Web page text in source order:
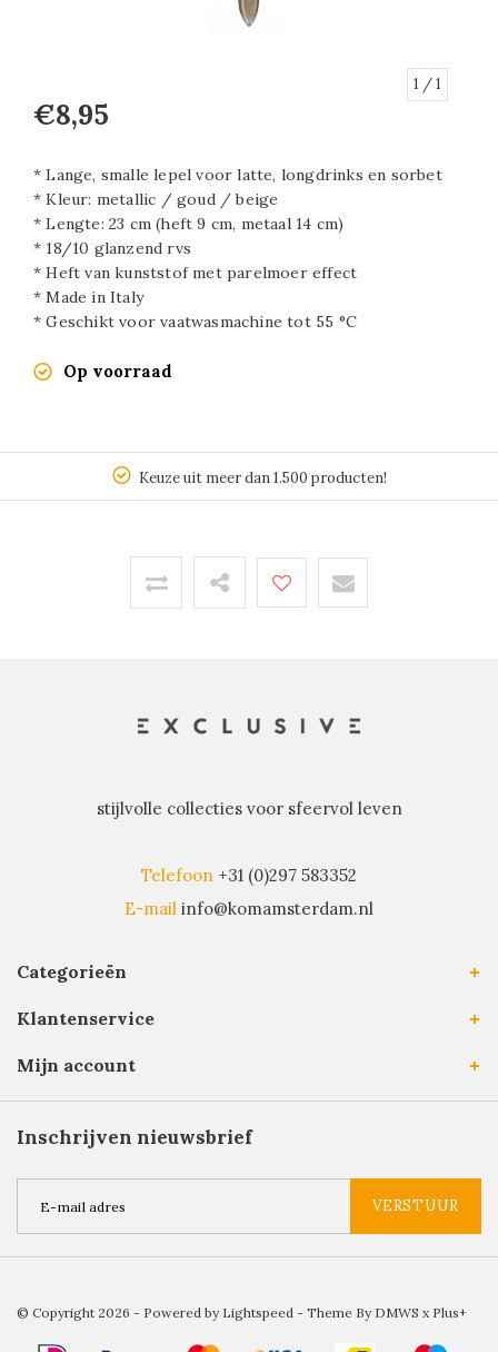
1 / 1
€8,95
* Lange, smalle lepel voor latte, longdrinks en sorbet
* Kleur: metallic / goud / beige
* Lengte: 23 cm (heft 9 cm, metaal 14 cm)
* 18/10 glanzend rvs
* Heft van kunststof met parelmoer effect
* Made in Italy
* Geschikt voor vaatwasmachine tot 55 °C
Op voorraad
Keuze uit meer dan 1.500 producten!
stijlvolle collecties voor sfeervol leven
Telefoon +31 (0)297 583352
E-mail info@komamsterdam.nl
Categorieën
Klantenservice
Mijn account
Inschrijven nieuwsbrief
VERSTUUR
© Copyright 2026 - Powered by Lightspeed - Theme By DMWS x Plus+